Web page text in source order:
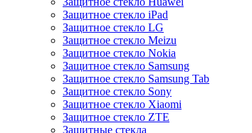
Защитное стекло iPad
Защитное стекло LG
Защитное стекло Meizu
Защитное стекло Nokia
Защитное стекло Samsung
Защитное стекло Samsung Tab
Защитное стекло Sony
Защитное стекло Xiaomi
Защитное стекло ZTE
Защитные стекла